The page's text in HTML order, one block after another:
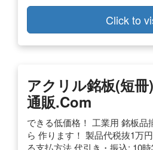
Click to
アクリル銘板(短
通販.com
できる低価格！ 工業用 銘板品
ら 作ります！ 製品代税抜1万
る支払方法 代引き・振込; 10